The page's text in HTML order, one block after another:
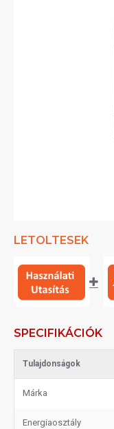
LETOLTESEK
SPECIFIKÁCIÓK
Tulajdonságok
Márka
Energiaosztály